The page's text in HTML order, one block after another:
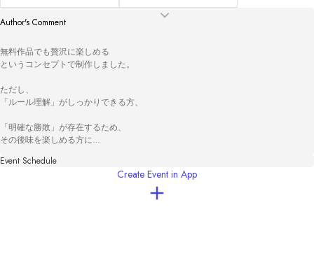
Author's Comment
無料作品でも贅沢に楽しめる
というコンセプトで制作しました。
ただし、
「ルール理解」がしっかりできる方、
「明確な勝敗」が存在するため、
その後味を楽しめる方に
Event Schedule
Create Event in App